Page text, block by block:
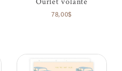
78,00$